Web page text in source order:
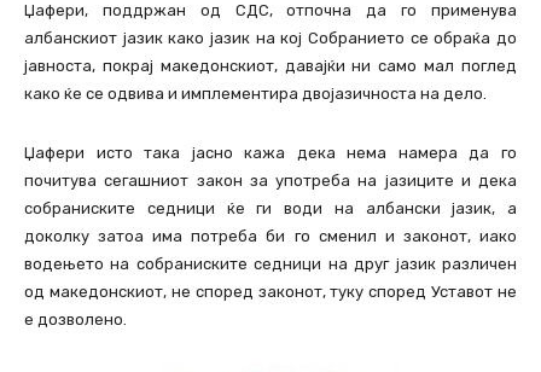
Џафери, поддржан од СДС, отпочна да го применува
албанскиот јазик како јазик на кој Собранието се обраќа до
јавноста, покрај македонскиот, давајќи ни само мал поглед
како ќе се одвива и имплементира двојазичноста на дело.
Џафери исто така јасно кажа дека нема намера да го
почитува сегашниот закон за употреба на јазиците и дека
собраниските седници ќе ги води на албански јазик, а
доколку затоа има потреба би го сменил и законот, иако
водењето на собраниските седници на друг јазик различен
од македонскиот, не според законот, туку според Уставот не
е дозволено.